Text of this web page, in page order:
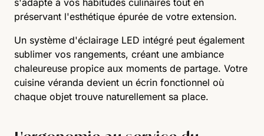
s'adapte à vos habitudes culinaires tout en
préservant l'esthétique épurée de votre extension.
Un système d'éclairage LED intégré peut également
sublimer vos rangements, créant une ambiance
chaleureuse propice aux moments de partage. Votre
cuisine véranda devient un écrin fonctionnel où
chaque objet trouve naturellement sa place.